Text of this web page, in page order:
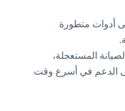
أدوات متطورة
المستعجلة،
الدعم في أسرع وقت